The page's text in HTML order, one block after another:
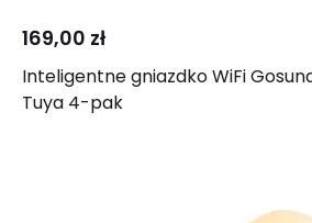
169,00 zł
Inteligentne gniazdko WiFi Gosund
Tuya 4-pak